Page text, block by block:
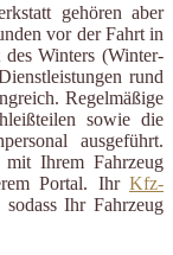
gehören aber
vor der Fahrt in
Winters (Winter-
rund
Regelmäßige
sowie die
ausgeführt.
Ihrem Fahrzeug
Portal. Ihr Kfz-
Ihr Fahrzeug